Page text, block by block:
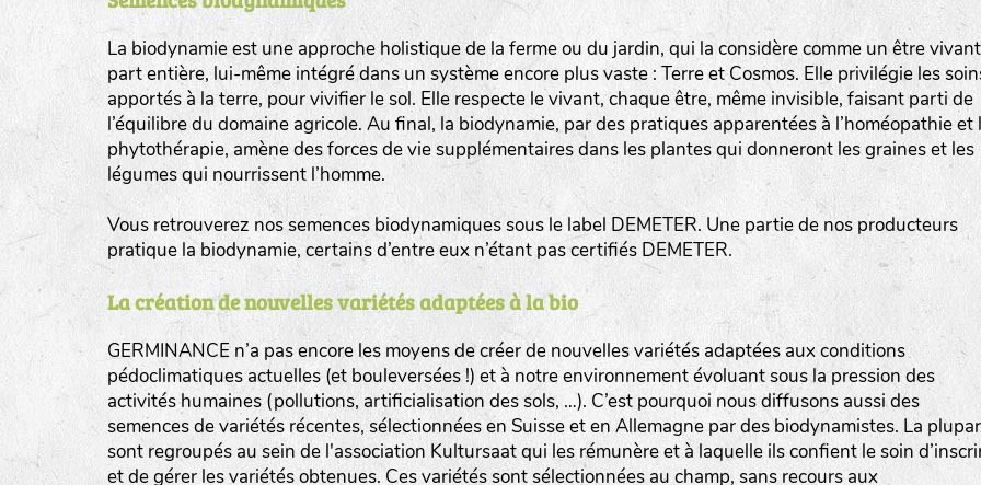
La biodynamie est une approche holistique de la ferme ou du jardin, qui la considère comme un être
part entière, lui-même intégré dans un système encore plus vaste : Terre et Cosmos. Elle privilégie les
apportés à la terre, pour vivifier le sol. Elle respecte le vivant, chaque être, même invisible, faisant parti de
l’équilibre du domaine agricole. Au final, la biodynamie, par des pratiques apparentées à l’homéopathie et
phytothérapie, amène des forces de vie supplémentaires dans les plantes qui donneront les graines et les
légumes qui nourrissent l’homme.
Vous retrouverez nos semences biodynamiques sous le label DEMETER. Une partie de nos producteurs
pratique la biodynamie, certains d’entre eux n’étant pas certifiés DEMETER.
La création de nouvelles variétés adaptées à la bio
GERMINANCE n’a pas encore les moyens de créer de nouvelles variétés adaptées aux conditions
pédoclimatiques actuelles (et bouleversées !) et à notre environnement évoluant sous la pression des
activités humaines (pollutions, artificialisation des sols, …). C’est pourquoi nous diffusons aussi des
semences de variétés récentes, sélectionnées en Suisse et en Allemagne par des biodynamistes. La
sont regroupés au sein de l'association Kultursaat qui les rémunère et à laquelle ils confient le soin
et de gérer les variétés obtenues. Ces variétés sont sélectionnées au champ, sans recours aux
BINGENHEIMER SAATGUT (BGH)
www.bingenheimersaatgut.de
DE BOLSTER (DBO)
www.bolster.nl
GRAINE DEL PAÏS (GDP)
semence.
1 : Numéro d’ordre du lot
A : Sans calibre.
: Gros
: Moyen calibre
P: Petit calibre
Légumes feuilles
Légumes racines